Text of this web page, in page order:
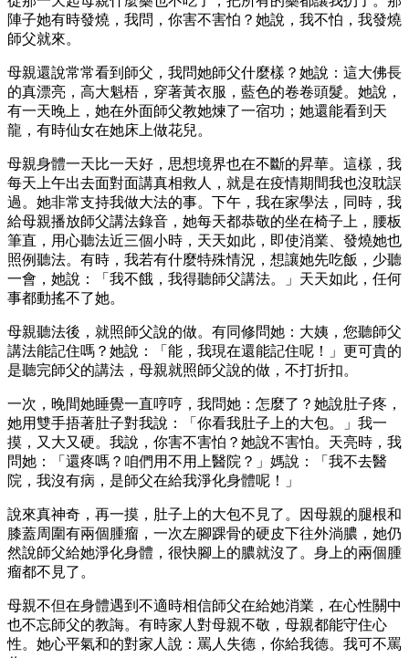
陣子她有時發燒，我問，你害不害怕？她說，我不怕，我發燒
師父就來。
母親還說常常看到師父，我問她師父什麼樣？她說：這大佛長
的真漂亮，高大魁梧，穿著黃衣服，藍色的卷卷頭髮。她說，
有一天晚上，她在外面師父教她煉了一宿功；她還能看到天
龍，有時仙女在她床上做花兒。
母親身體一天比一天好，思想境界也在不斷的昇華。這樣，我
每天上午出去面對面講真相救人，就是在疫情期間我也沒耽誤
過。她非常支持我做大法的事。下午，我在家學法，同時，我
給母親播放師父講法錄音，她每天都恭敬的坐在椅子上，腰板
筆直，用心聽法近三個小時，天天如此，即使消業、發燒她也
照例聽法。有時，我若有什麼特殊情況，想讓她先吃飯，少聽
一會，她說：「我不餓，我得聽師父講法。」天天如此，任何
事都動搖不了她。
母親聽法後，就照師父說的做。有同修問她：大姨，您聽師父
講法能記住嗎？她說：「能，我現在還能記住呢！」更可貴的
是聽完師父的講法，母親就照師父說的做，不打折扣。
一次，晚間她睡覺一直哼哼，我問她：怎麼了？她說肚子疼，
她用雙手捂著肚子對我說：「你看我肚子上的大包。」我一
摸，又大又硬。我說，你害不害怕？她說不害怕。天亮時，我
問她：「還疼嗎？咱們用不用上醫院？」媽說：「我不去醫
院，我沒有病，是師父在給我淨化身體呢！」
說來真神奇，再一摸，肚子上的大包不見了。因母親的腿根和
膝蓋周圍有兩個腫瘤，一次左腳踝骨的硬皮下往外淌膿，她仍
然說師父給她淨化身體，很快腳上的膿就沒了。身上的兩個腫
瘤都不見了。
母親不但在身體遇到不適時相信師父在給她消業，在心性關中
也不忘師父的教誨。有時家人對母親不敬，母親都能守住心
性。她心平氣和的對家人說：罵人失德，你給我德。我可不罵